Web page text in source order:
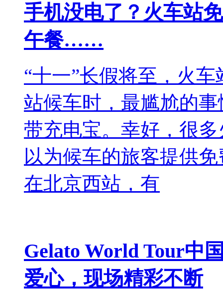
手机没电了？火车站
午餐……
“十一”长假将至，火
站候车时，最尴尬的
带充电宝。幸好，很
以为候车的旅客提供
在北京西站，有
Gelato World Tour中
爱心，现场精彩不断